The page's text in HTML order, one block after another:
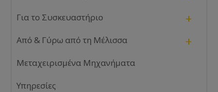
Για το Συσκευαστήριο +
Από & Γύρω από τη Μέλισσα +
Μεταχειρισμένα Μηχανήματα
Υπηρεσίες